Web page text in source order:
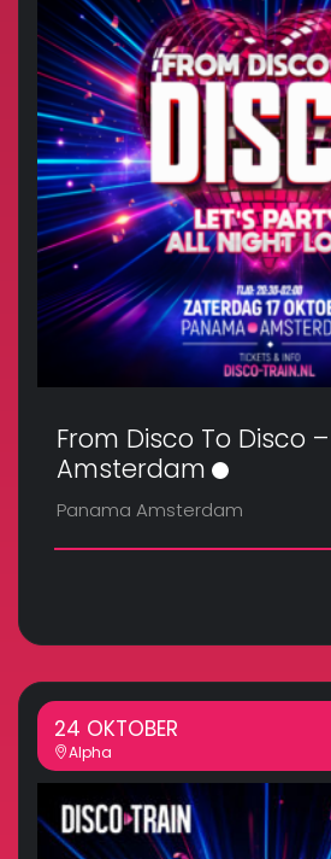
From Disco To Disco –
Amsterdam
Panama Amsterdam
24 OKTOBER
Alpha